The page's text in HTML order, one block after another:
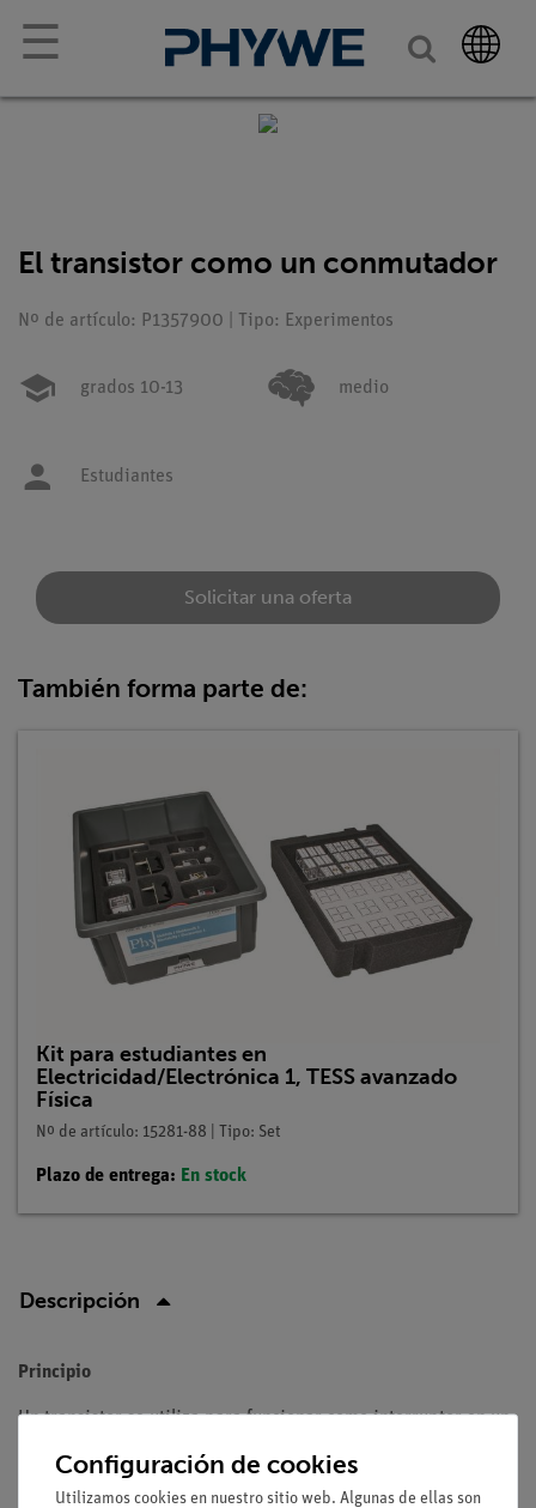
☰
El transistor como un conmutador
Nº de artículo: P1357900 | Tipo: Experimentos
grados 10-13 medio
Estudiantes
Solicitar una oferta
También forma parte de:
Kit para estudiantes en
Electricidad/Electrónica 1, TESS avanzado
Física
Nº de artículo: 15281-88 | Tipo: Set
Plazo de entrega: En stock
Descripción
Principio
Un transistor se utiliza para funcionar como interruptor en un
Tareas
Configuración de cookies
Utilizamos cookies en nuestro sitio web. Algunas de ellas son